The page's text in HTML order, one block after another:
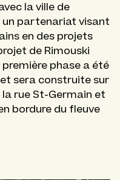
la ville de
un partenariat visant
en des projets
de Rimouski
phase a été
sera construite sur
rue St-Germain et
bordure du fleuve